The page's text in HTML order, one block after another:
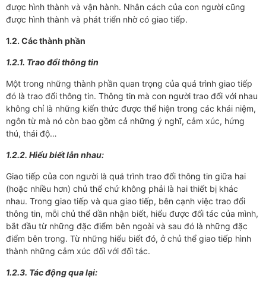
được hình thành và vận hành. Nhân cách của con người cũng
được hình thành và phát triển nhờ có giao tiếp.
1.2. Các thành phần
1.2.1. Trao đổi thông tin
Một trong những thành phần quan trọng của quá trình giao tiếp
đó là trao đổi thông tin. Thông tin mà con người trao đổi với nhau
không chỉ là những kiến thức được thể hiện trong các khái niệm,
ngôn từ mà nó còn bao gồm cả những ý nghĩ, cảm xúc, hứng
thú, thái độ…
1.2.2. Hiểu biết lẫn nhau:
Giao tiếp của con người là quá trình trao đổi thông tin giữa hai
(hoặc nhiều hơn) chủ thể chứ không phải là hai thiết bị khác
nhau. Trong giao tiếp và qua giao tiếp, bên cạnh việc trao đổi
thông tin, mỗi chủ thể dần nhận biết, hiểu được đối tác của mình,
bắt đầu từ những đặc điểm bên ngoài và sau đó là những đặc
điểm bên trong. Từ những hiểu biết đó, ở chủ thể giao tiếp hình
thành những cảm xúc đối với đối tác.
1.2.3. Tác động qua lại: